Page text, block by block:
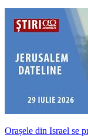
Orașele din Israel se